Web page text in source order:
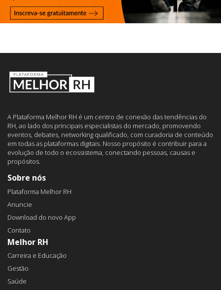
A Plataforma Melhor RH é um centro de conexão das tendências do
RH, ao lado dos principais especialistas do mercado, promovendo
eventos, debates, networking qualificado, com curadoria de conteúdo
em todas as plataformas digitais. Nosso propósito é contribuir para a
evolução de todo o ecossistema, conectando pessoas, causas e
propósitos.
Sobre nós
Plataforma Melhor RH
Anuncie
Download do novo App
Contato
Melhor RH
Carreira e Educação
Gestão
Saúde